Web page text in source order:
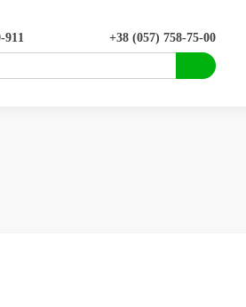
911 +38 (057) 758-75-00